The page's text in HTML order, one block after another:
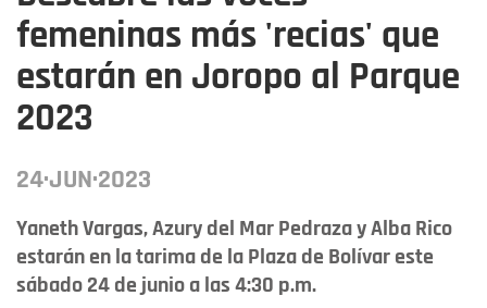
femeninas más 'recias' que
estarán en Joropo al Parque
2023
24·JUN·2023
Yaneth Vargas, Azury del Mar Pedraza y Alba Rico
estarán en la tarima de la Plaza de Bolívar este
sábado 24 de junio a las 4:30 p.m.